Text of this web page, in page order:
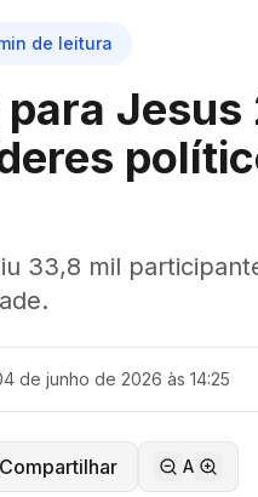
de leitura
33,8 mil
de junho de 2026 às 14:25
Compartilhar A